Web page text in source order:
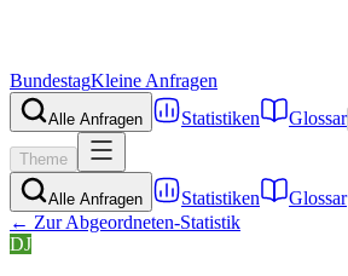
BundestagKleine Anfragen
Alle Anfragen Statistiken Glossar
Theme
Alle Anfragen Statistiken
Glossar
← Zur Abgeordneten-Statistik
DJ